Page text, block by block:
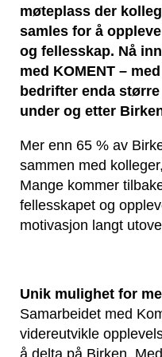
møteplass der
samles for å
og fellesskap. Nå
med KOMENT –
bedrifter enda
under og etter
Mer enn 65 % av
sammen med
Mange kommer
fellesskapet og
motivasjon langt
Unik mulighet for
Samarbeidet med
videreutvikle
å delta på Birken.